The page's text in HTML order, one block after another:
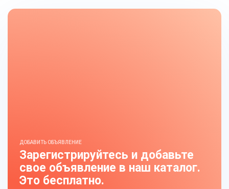
ДОБАВИТЬ ОБЪЯВЛЕНИЕ
Зарегистрируйтесь и добавьте
свое объявление в наш каталог.
Это бесплатно.